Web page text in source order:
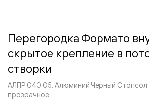
алюминиевых перегородок и дверей
со стеновыми панелями Волховец.
Перегородка Формато
скрытое крепление в
створки
АЛПР 040.05. Алюминий Черный Стопсол
прозрачное